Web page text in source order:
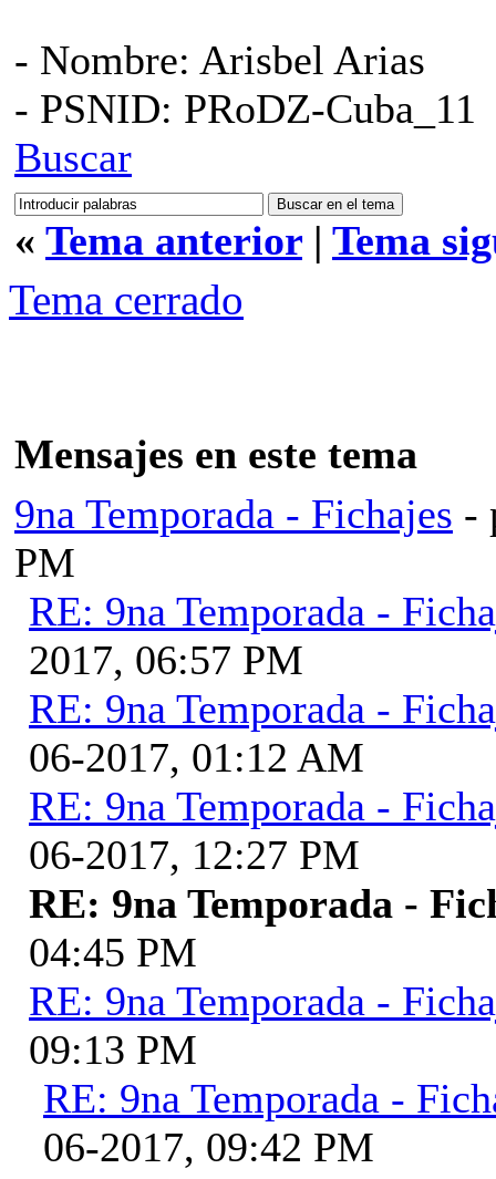
- Nombre: Arisbel Arias
- PSNID: PRoDZ-Cuba_11
Buscar
« Tema anterior | Tema
Tema cerrado
Mensajes en este tema
9na Temporada - Fichajes -
PM
RE: 9na Temporada -
2017, 06:57 PM
RE: 9na Temporada -
06-2017, 01:12 AM
RE: 9na Temporada -
06-2017, 12:27 PM
RE: 9na Temporada -
04:45 PM
RE: 9na Temporada -
09:13 PM
RE: 9na Temporada -
06-2017, 09:42 PM